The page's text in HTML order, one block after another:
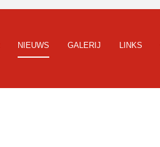
NIEUWS GALERIJ LINKS